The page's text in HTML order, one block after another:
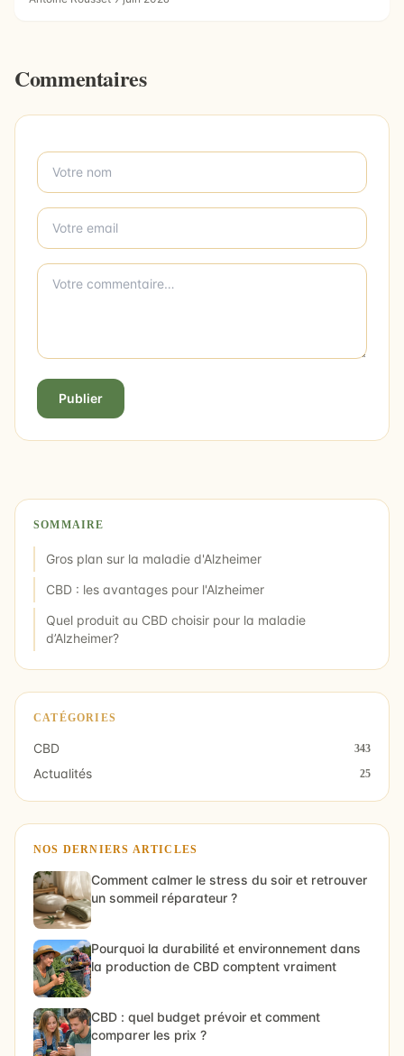
Commentaires
Publier
SOMMAIRE
Gros plan sur la maladie d'Alzheimer
CBD : les avantages pour l'Alzheimer
Quel produit au CBD choisir pour la maladie
d’Alzheimer?
CATÉGORIES
CBD 343
Actualités 25
NOS DERNIERS ARTICLES
Comment calmer le stress du soir et retrouver
un sommeil réparateur ?
Pourquoi la durabilité et environnement dans
la production de CBD comptent vraiment
CBD : quel budget prévoir et comment
comparer les prix ?